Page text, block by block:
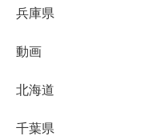
兵庫県
動画
北海道
千葉県